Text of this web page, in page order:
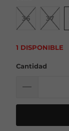
36 37
1 DISPONIBLE
Cantidad